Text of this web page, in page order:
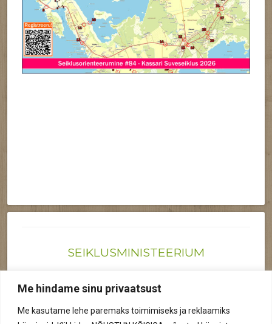
Me hindame sinu privaatsust
Me kasutame lehe paremaks toimimiseks ja reklaamiks
SEIKLUSMINISTEERIUM
Reg nr: 12041719
Privaatsuspoliitika